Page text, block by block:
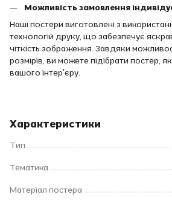
Можливість замовлення
Наші постери виготовлені з
технологій друку, що забезпечує
чіткість зображення. Завдяки
розмірів, ви можете підібрати постер,
вашого інтер'єру.
Характеристики
Тип
Тематика
Матеріал постера